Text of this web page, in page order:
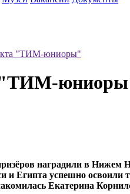
"ТИМ-юниоры"
"ТИМ-
наградили в Нижем
и Египта успешно
Екатерина